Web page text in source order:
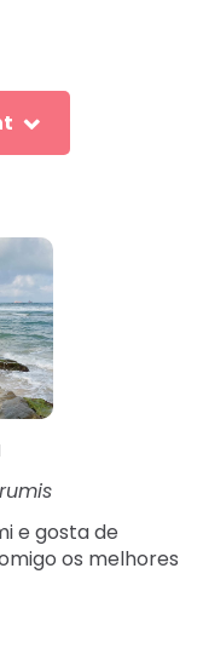
e gosta de
os melhores